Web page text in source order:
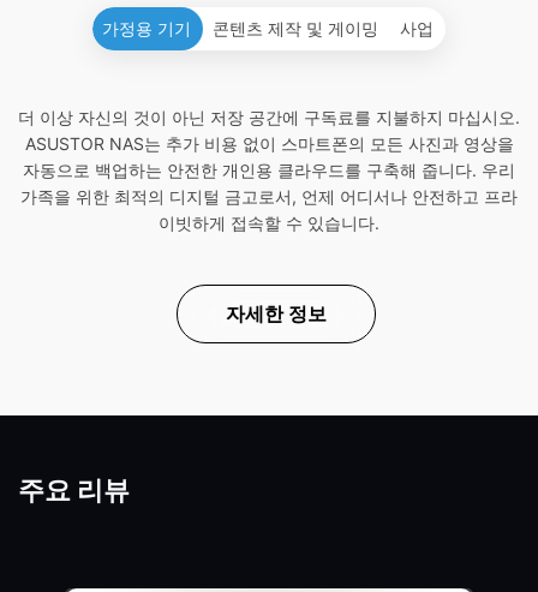
가정용 기기 콘텐츠 제작 및 게이밍 사업
더 이상 자신의 것이 아닌 저장 공간에 구독료를 지불하지 마십시오.
ASUSTOR NAS는 추가 비용 없이 스마트폰의 모든 사진과 영상을
자동으로 백업하는 안전한 개인용 클라우드를 구축해 줍니다. 우리
가족을 위한 최적의 디지털 금고로서, 언제 어디서나 안전하고 프라
이빗하게 접속할 수 있습니다.
자세한 정보
주요 리뷰